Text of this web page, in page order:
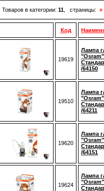
Товаров в категории: 11 , страницы: »
Код
19619
Лампа
"Osram"
/64150
19510
Лампа
"Osram"
/64211
19620
Лампа
"Osram"
/64151
19624
Лампа
"Osram"